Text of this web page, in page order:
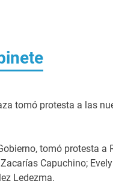
tomó protesta a las
tomó protesta
Capuchino;
Ledezma.